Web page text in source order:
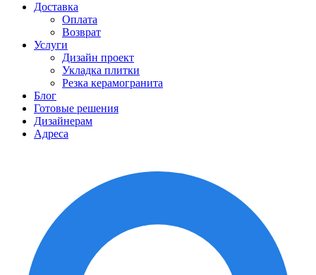
Доставка
Оплата
Возврат
Услуги
Дизайн проект
Укладка плитки
Резка керамогранита
Блог
Готовые решения
Дизайнерам
Адреса